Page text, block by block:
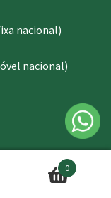
nacional)
nacional)
0